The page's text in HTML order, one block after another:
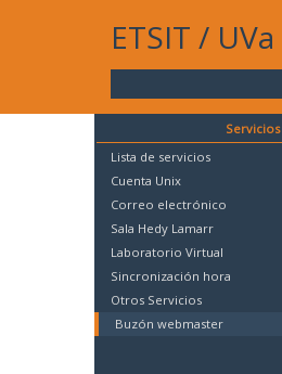
ETSIT / UVa
Servicios
Lista de servicios
Cuenta Unix
Correo electrónico
Sala Hedy Lamarr
Laboratorio Virtual
Sincronización hora
Otros Servicios
Buzón webmaster